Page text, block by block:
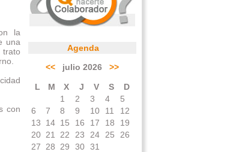
la
una
con
Agenda
<< julio 2026>>
L M X J V S
D
1
2 3 4
5
6
7 8 9 10 11
12
13
14 15 16 17 18
19
20 21 22 23 24 25
26
27
28 29 30 31